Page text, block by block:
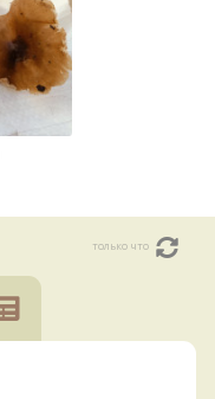
только что